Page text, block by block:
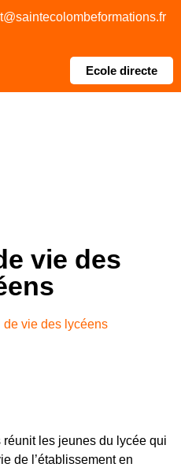
Ecole directe
vie des
de vie des lycéens
les jeunes du lycée qui
de l’établissement en